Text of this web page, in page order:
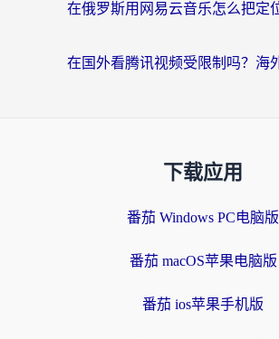
下载应用
番茄 Windows PC电脑版
番茄 macOS苹果电脑版
番茄 ios苹果手机版